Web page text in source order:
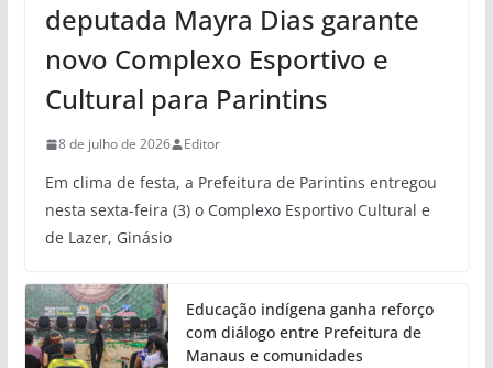
deputada Mayra Dias garante
novo Complexo Esportivo e
Cultural para Parintins
8 de julho de 2026 Editor
Em clima de festa, a Prefeitura de Parintins entregou
nesta sexta-feira (3) o Complexo Esportivo Cultural e
de Lazer, Ginásio
Educação indígena ganha reforço
com diálogo entre Prefeitura de
Manaus e comunidades